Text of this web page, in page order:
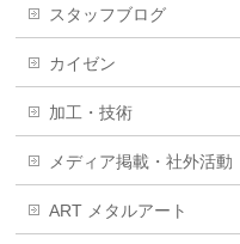
スタッフブログ
カイゼン
加工・技術
メディア掲載・社外活動
ART メタルアート